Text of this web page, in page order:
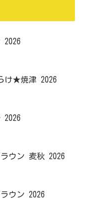
2026
け★焼津 2026
2026
ウン 麦秋 2026
ウン 2026